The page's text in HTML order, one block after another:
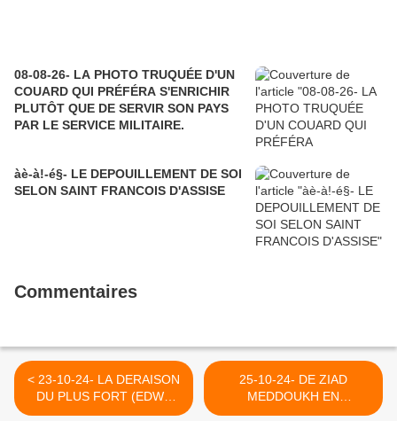
08-08-26- LA PHOTO TRUQUÉE D'UN
COUARD QUI PRÉFÉRA S'ENRICHIR
PLUTÔT QUE DE SERVIR SON PAYS
PAR LE SERVICE MILITAIRE.
àè-à!-é§- LE DEPOUILLEMENT DE SOI
SELON SAINT FRANCOIS D'ASSISE
Commentaires
< 23-10-24- LA DERAISON
DU PLUS FORT (EDWY
PLENNEL - MEDIAPART)
25-10-24- DE ZIAD
MEDDOUKH EN
PALESTINE OCCUPEE